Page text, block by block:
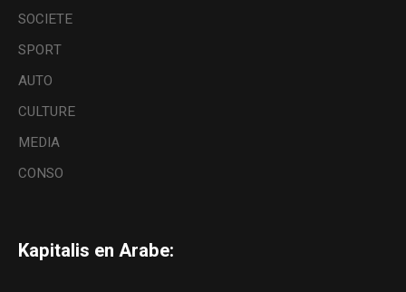
SOCIETE
SPORT
AUTO
CULTURE
MEDIA
CONSO
Kapitalis en Arabe: